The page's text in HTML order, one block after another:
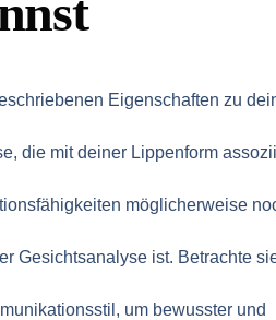
Eigenschaften zu
die mit deiner Lippenform
möglicherweise
Gesichtsanalyse ist. Betrachte
um bewusster und